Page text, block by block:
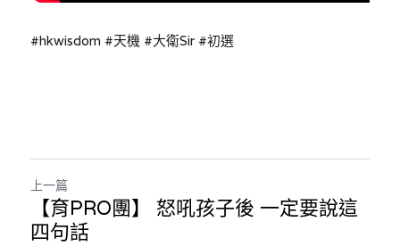
陳貴春大律師專欄
汪明欣專欄
張美雄專欄
#hkwisdom #天機 #大衛Sir #初選
上一篇
【育PRO團】 怒吼孩子後 一定要說這
四句話